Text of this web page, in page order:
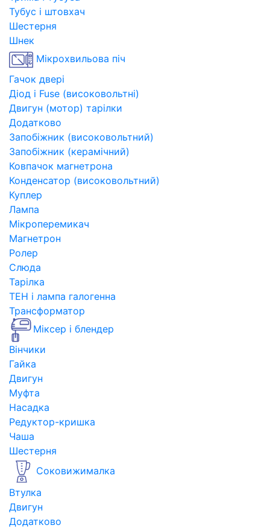
Тубус і штовхач
Шестерня
Шнек
Мікрохвильова піч
Гачок двері
Діод і Fuse (високовольтні)
Двигун (мотор) тарілки
Додатково
Запобіжник (високовольтний)
Запобіжник (керамічний)
Ковпачок магнетрона
Конденсатор (високовольтний)
Куплер
Лампа
Мікроперемикач
Магнетрон
Ролер
Слюда
Тарілка
ТЕН і лампа галогенна
Трансформатор
Міксер і блендер
Вінчики
Гайка
Двигун
Муфта
Насадка
Редуктор-кришка
Чаша
Шестерня
Соковижималка
Втулка
Двигун
Додатково